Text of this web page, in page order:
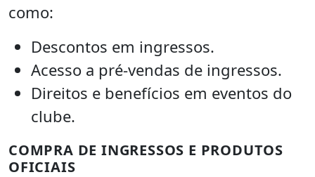
como:
Descontos em ingressos.
Acesso a pré-vendas de ingressos.
Direitos e benefícios em eventos do
clube.
COMPRA DE INGRESSOS E PRODUTOS
OFICIAIS